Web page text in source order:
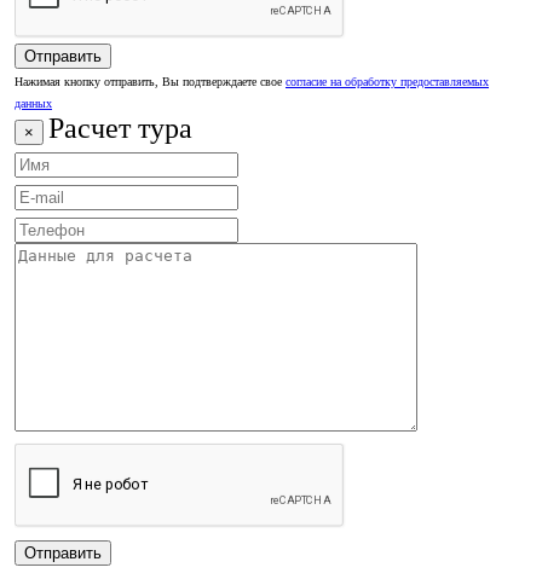
Нажимая кнопку отправить, Вы подтверждаете свое согласие на обработку предоставляемых
данных
× Расчет тура